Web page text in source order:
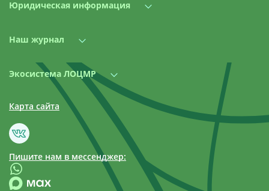
Юридическая информация
Наш журнал
Экосистема ЛОЦМР
Карта сайта
Пишите нам в мессенджер: